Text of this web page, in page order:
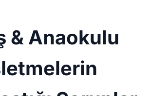
& Anaokulu